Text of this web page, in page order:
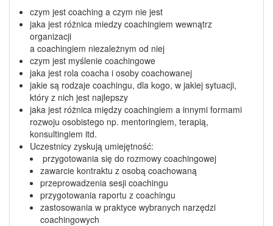
czym jest coaching a czym nie jest
jaka jest różnica miedzy coachingiem wewnątrz
organizacji
a coachingiem niezależnym od niej
czym jest myślenie coachingowe
jaka jest rola coacha i osoby coachowanej
jakie są rodzaje coachingu, dla kogo, w jakiej sytuacji,
który z nich jest najlepszy
jaka jest różnica między coachingiem a innymi formami
rozwoju osobistego np. mentoringiem, terapią,
konsultingiem itd.
Uczestnicy zyskują umiejętność:
przygotowania się do rozmowy coachingowej
zawarcie kontraktu z osobą coachowaną
przeprowadzenia sesji coachingu
przygotowania raportu z coachingu
zastosowania w praktyce wybranych narzędzi
coachingowych